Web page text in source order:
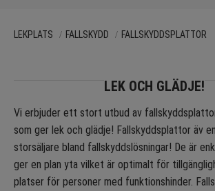
LEKPLATS FALLSKYDD FALLSKYDDSPLATTOR
LEK OCH GLÄDJE!
Vi erbjuder ett stort utbud av
som ger lek och glädje! Fallskyddsplattor äv
storsäljare bland fallskyddslösningar! De är
ger en plan yta vilket är optimalt för
platser för personer med funktionshinder.